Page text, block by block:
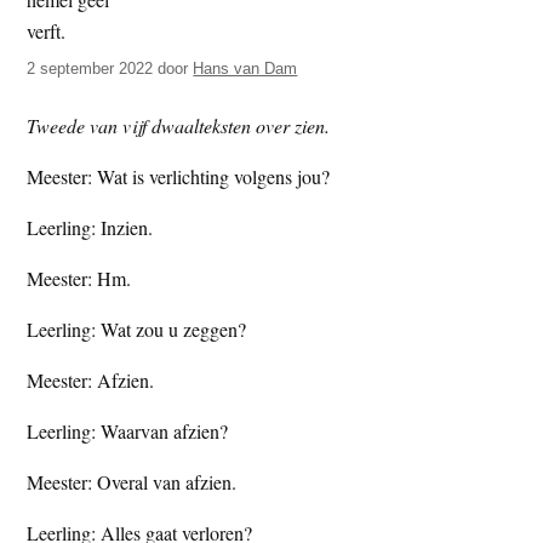
t
e
e
s
t
2 september 2022 door Hans van Dam
Tweede van vijf dwaalteksten over zien.
Meester: Wat is verlichting volgens jou?
Leerling: Inzien.
Meester: Hm.
Leerling: Wat zou u zeggen?
Meester: Afzien.
Leerling: Waarvan afzien?
Meester: Overal van afzien.
Leerling: Alles gaat verloren?